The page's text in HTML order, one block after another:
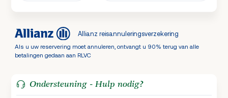
Allianz reisannuleringsverzekering
Als u uw reservering moet annuleren, ontvangt u 90% terug van alle
betalingen gedaan aan RLVC
Ondersteuning - Hulp nodig?